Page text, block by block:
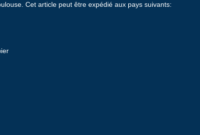
Cet article peut être expédié aux pays suivants: